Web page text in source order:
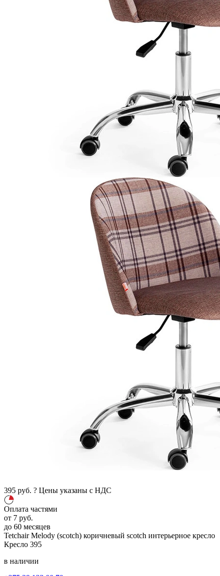
395 руб. ? Цены указаны с НДС
Оплата частями
от 7 руб.
до 60 месяцев
Tetchair Melody (scotch) коричневый scotch интерьерное кресло
Кресло 395
в наличии